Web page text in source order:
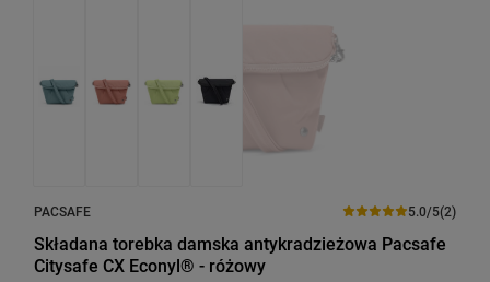
PACSAFE 5.0/5(2)
Składana torebka damska antykradzieżowa Pacsafe
Citysafe CX Econyl® - różowy